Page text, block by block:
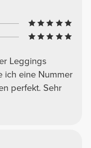
Leggings
ich eine Nummer
perfekt. Sehr